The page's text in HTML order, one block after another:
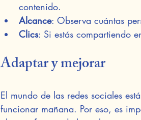
contenido.
Alcance: Observa cuántas
Clics: Si estás compartiendo
Adaptar y mejorar
El mundo de las redes sociales
funcionar mañana. Por eso, es